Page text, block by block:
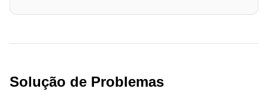
Solução de Problemas